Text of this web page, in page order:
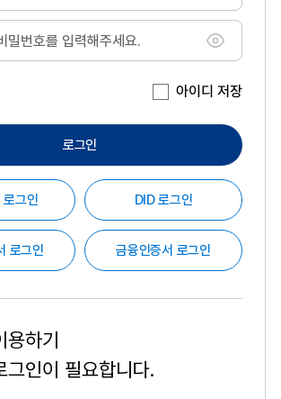
비밀번호
아이디 저장
로그인
로그인 DID 로그인
로그인 금융인증서 로그인
용하기
그인이 필요합니다.